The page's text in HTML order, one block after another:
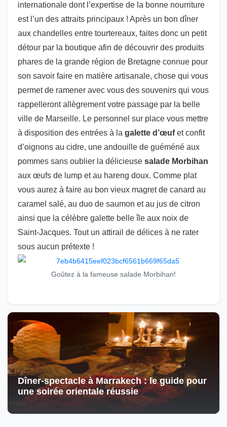
internationale dont l’expertise de la bonne nourriture
est l’un des attraits principaux ! Après un bon dîner
aux chandelles entre tourtereaux, faites donc un petit
détour par la boutique afin de découvrir des produits
phares de la grande région de Bretagne connue pour
son savoir faire en matière artisanale, chose qui vous
permet de ramener avec vous des souvenirs qui vous
rappelleront allègrement votre passage par la belle
ville de Marseille. Le personnel sur place vous mettre
à disposition des entrées à la galette d’œufet confit
d’oignons au cidre, une andouille de guéméné aux
pommes sans oublier la délicieuse salade Morbihan
aux œufs de lump et au hareng doux. Comme plat
vous aurez à faire au bon vieux magret de canard au
caramel salé, au duo de saumon et au jus de citron
ainsi que la célèbre galette belle île aux noix de
Saint-Jacques. Tout un attirail de délices à ne rater
sous aucun prétexte !
Goûtez à la fameuse salade Morbihan!
Dîner-spectacle à Marrakech : le guide pour
une soirée orientale réussie